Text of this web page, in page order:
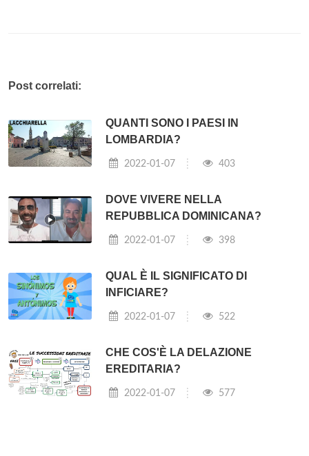
Post correlati:
QUANTI SONO I PAESI IN
LOMBARDIA?
2022-01-07 403
DOVE VIVERE NELLA
REPUBBLICA DOMINICANA?
2022-01-07 398
QUAL È IL SIGNIFICATO DI
INFICIARE?
2022-01-07 522
CHE COS'È LA DELAZIONE
EREDITARIA?
2022-01-07 577